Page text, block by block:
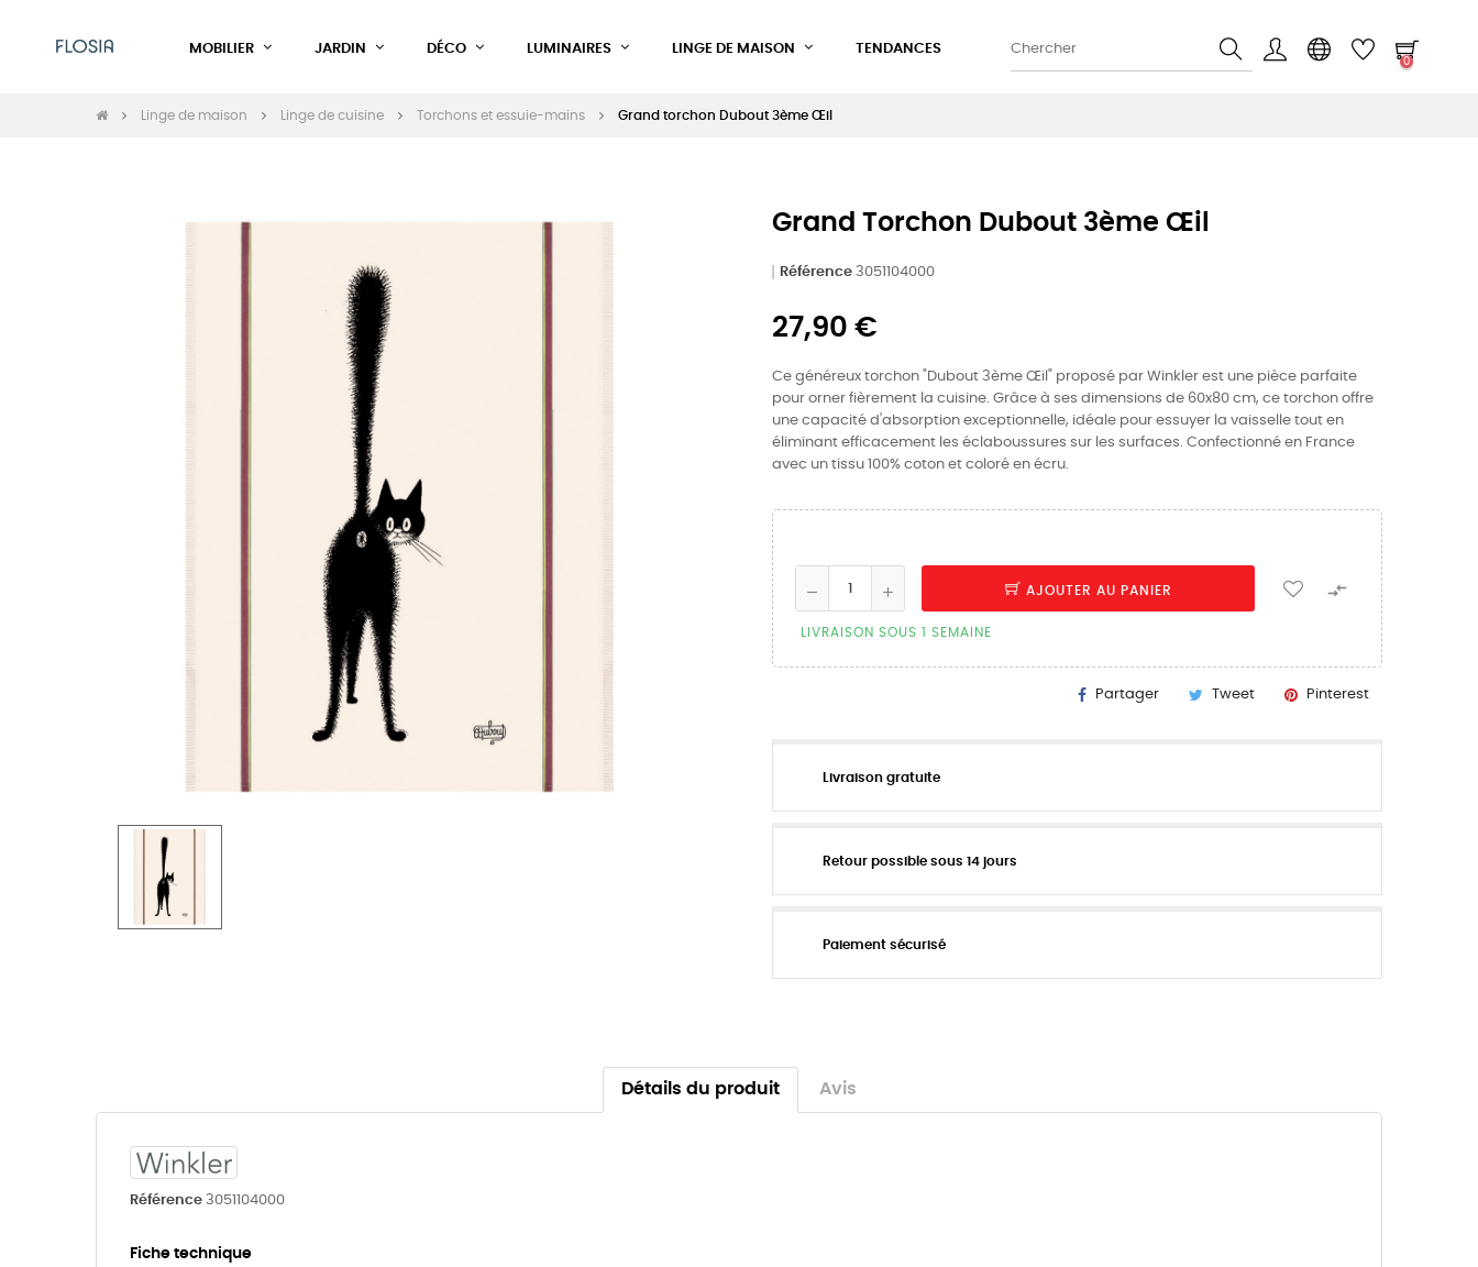
MOBILIER JARDIN DÉCO LUMINAIRES LINGE DE MAISON TENDANCES
0
Linge de maison Linge de cuisine Torchons et essuie-mains Grand torchon Dubout 3ème Œil
Grand Torchon Dubout 3ème Œil
Référence 3051104000
27,90 €
Ce généreux torchon "Dubout 3ème Œil" proposé par Winkler est une pièce parfaite
pour orner fièrement la cuisine. Grâce à ses dimensions de 60x80 cm, ce torchon offre
une capacité d'absorption exceptionnelle, idéale pour essuyer la vaisselle tout en
éliminant efficacement les éclaboussures sur les surfaces. Confectionné en France
avec un tissu 100% coton et coloré en écru.
AJOUTER AU PANIER 
LIVRAISON SOUS 1 SEMAINE
Partager Tweet Pinterest
Livraison gratuite
Retour possible sous 14 jours
Paiement sécurisé
Détails du produit Avis
Référence 3051104000
Fiche technique